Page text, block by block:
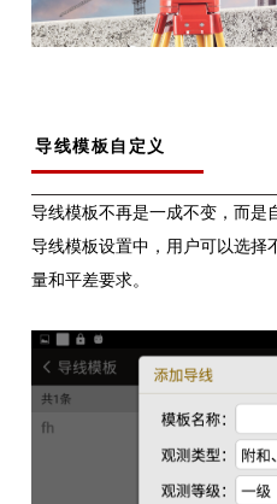
导线模板自定义
导线模板不再是一成不变，而是
导线模板设置中，用户可以选择
量和平差要求。